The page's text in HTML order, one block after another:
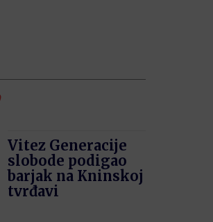
Vitez Generacije
slobode podigao
barjak na Kninskoj
tvrđavi